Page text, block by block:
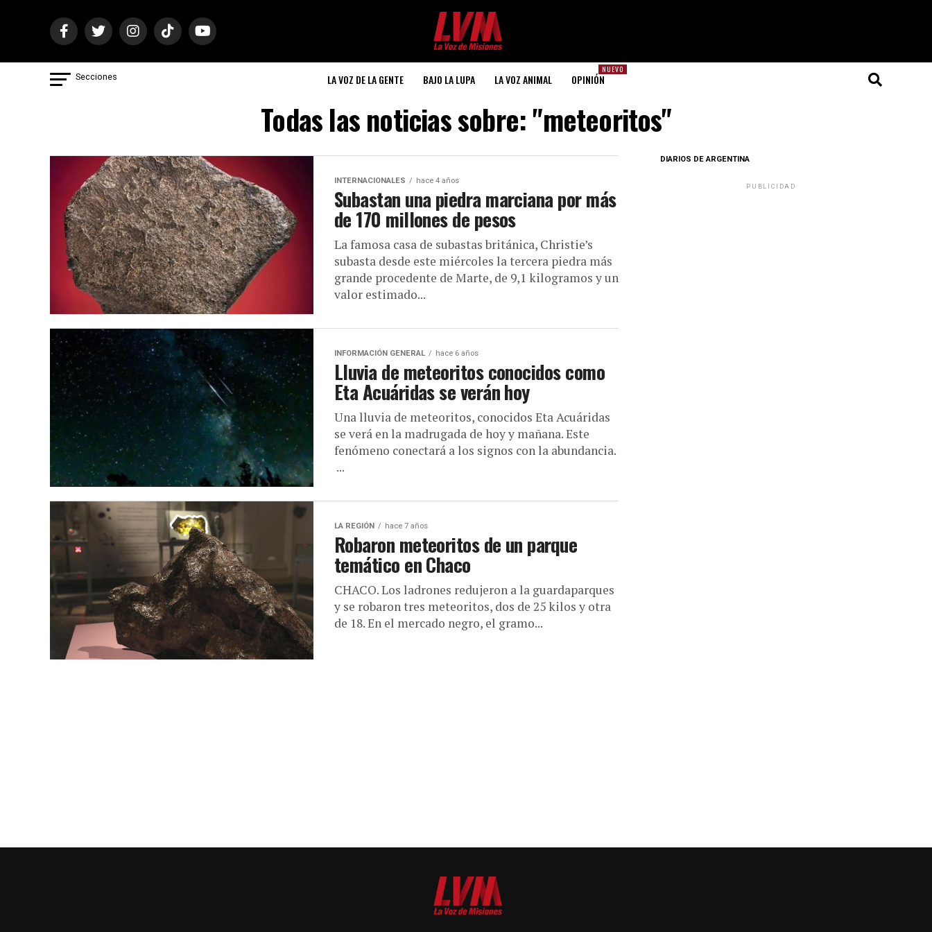
Secciones LA VOZ DE LA GENTE BAJO LA LUPA LA VOZ ANIMAL
NUEVO
OPINIÓN
Todas las noticias sobre: "meteoritos"
INTERNACIONALES hace 4 años
Subastan una piedra marciana por más
de 170 millones de pesos
La famosa casa de subastas británica, Christie’s
subasta desde este miércoles la tercera piedra más
grande procedente de Marte, de 9,1 kilogramos y un
valor estimado...
INFORMACIÓN GENERAL hace 6 años
Lluvia de meteoritos conocidos como
Eta Acuáridas se verán hoy
Una lluvia de meteoritos, conocidos Eta Acuáridas
se verá en la madrugada de hoy y mañana. Este
fenómeno conectará a los signos con la abundancia.
...
LA REGIÓN hace 7 años
Robaron meteoritos de un parque
temático en Chaco
CHACO. Los ladrones redujeron a la guardaparques
y se robaron tres meteoritos, dos de 25 kilos y otra
de 18. En el mercado negro, el gramo...
DIARIOS DE ARGENTINA
PUBLICIDAD